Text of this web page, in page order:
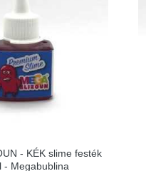
- KÉK slime festék
- Megabublina